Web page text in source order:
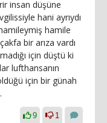
insan düşüne
hani ayrıydı
hamile
bir arıza vardı
için düştü ki
lufthansanın
için bir günah
9 1